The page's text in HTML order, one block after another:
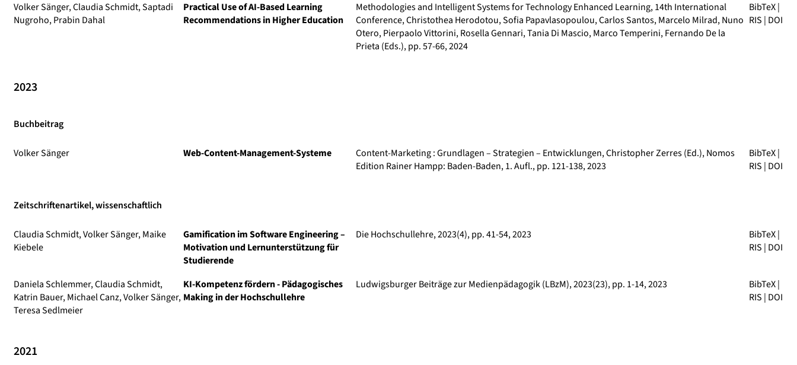
Volker Sänger, Claudia Schmidt, Saptadi
Nugroho, Prabin Dahal
Practical Use of AI-Based Learning
Recommendations in Higher Education
Methodologies and Intelligent Systems for Technology Enhanced Learning, 14th International
Conference, Christothea Herodotou, Sofia Papavlasopoulou, Carlos Santos, Marcelo Milrad, Nuno
Otero, Pierpaolo Vittorini, Rosella Gennari, Tania Di Mascio, Marco Temperini, Fernando De la
Prieta (Eds.), pp. 57-66, 2024
BibTeX|
RIS | DOI
2023
Buchbeitrag
Volker Sänger Web-Content-Management-Systeme Content-Marketing : Grundlagen – Strategien – Entwicklungen, Christopher Zerres (Ed.), Nomos
Edition Rainer Hampp: Baden-Baden, 1. Aufl., pp. 121-138, 2023
BibTeX|
RIS | DOI
Zeitschriftenartikel, wissenschaftlich
Claudia Schmidt, Volker Sänger, Maike
Kiebele
Gamification im Software Engineering –
Motivation und Lernunterstützung für
Studierende
Die Hochschullehre, 2023(4), pp. 41-54, 2023 BibTeX|
RIS | DOI
Daniela Schlemmer, Claudia Schmidt,
Katrin Bauer, Michael Canz, Volker Sänger,
Teresa Sedlmeier
KI-Kompetenz fördern - Pädagogisches
Making in der Hochschullehre
Ludwigsburger Beiträge zur Medienpädagogik (LBzM), 2023(23), pp. 1-14, 2023 BibTeX|
RIS | DOI
2021